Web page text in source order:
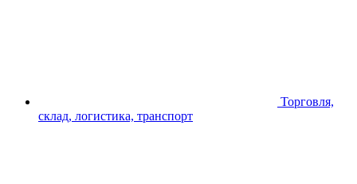
Торговля,
склад, логистика, транспорт